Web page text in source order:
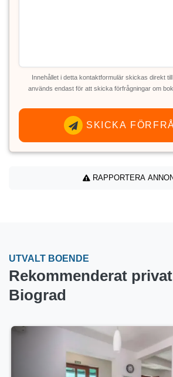
Innehållet i detta kontaktformulär skickas direkt
används endast för att skicka förfrågningar om
SKICKA
RAPPORTERA
UTVALT BOENDE
Rekommenderat
Biograd